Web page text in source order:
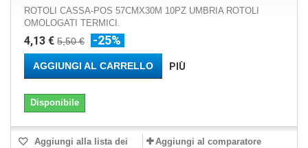
ROTOLI CASSA-POS 57CMX30M 10PZ UMBRIA ROTOLI
OMOLOGATI TERMICI.
4,13 € 5,50 € -25%
AGGIUNGI AL CARRELLO PIÙ
Disponibile
Aggiungi alla lista dei
Aggiungi al comparatore